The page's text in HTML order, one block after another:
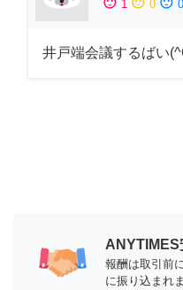
1 0 0
井戸端会議するばい
ANYTIMES
報酬は取引前
に振り込まれ